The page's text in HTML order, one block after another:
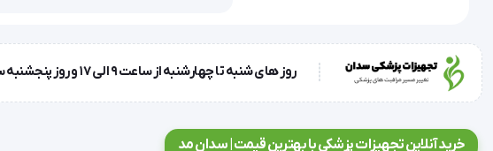
مانکن 48 سانتی متری مونث
نمایشگر کامل نقاط طب سوزنی
روز های شنبه تا چهارشنبه از ساعت 9 الی 17 و روز پنجشنبه ساعت 9 الی 13
خرید آنلاین تجهیزات پزشکی با بهترین قیمت | سدان مد